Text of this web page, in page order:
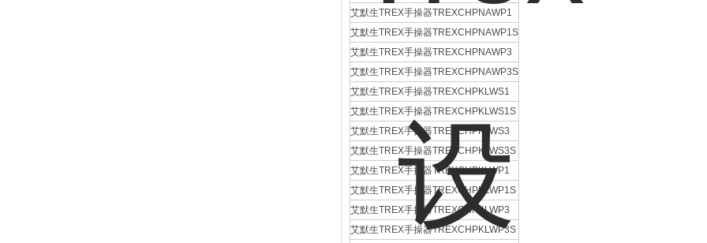
艾默生TREX手操器TREXCHPNAWP1
艾默生TREX手操器TREXCHPNAWP1S
艾默生TREX手操器TREXCHPNAWP3
艾默生TREX手操器TREXCHPNAWP3S
艾默生TREX手操器TREXCHPKLWS1
艾默生TREX手操器TREXCHPKLWS1S
艾默生TREX手操器TREXCHPKLWS3
艾默生TREX手操器TREXCHPKLWS3S
艾默生TREX手操器TREXCHPKLWP1
艾默生TREX手操器TREXCHPKLWP1S
艾默生TREX手操器TREXCHPKLWP3
艾默生TREX手操器TREXCHPKLWP3S